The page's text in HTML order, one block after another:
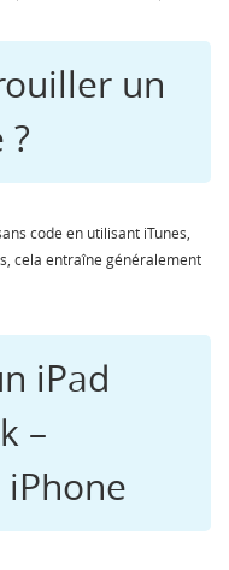
un
?
code en utilisant iTunes,
cela entraîne généralement
iPad
–